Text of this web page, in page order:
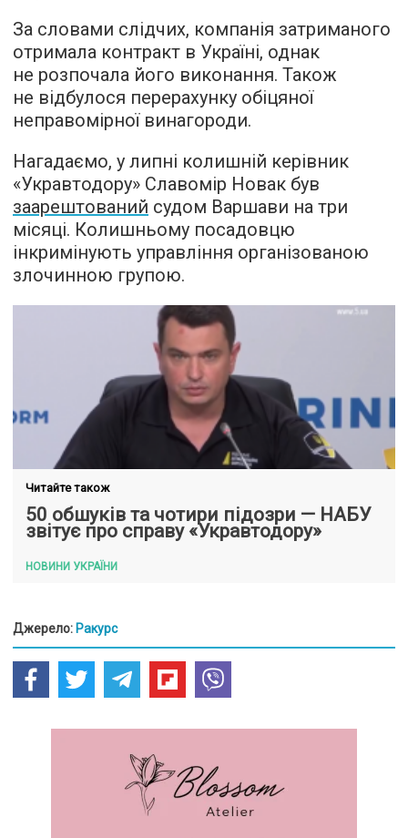
За словами слідчих, компанія затриманого
отримала контракт в Україні, однак
не розпочала його виконання. Також
не відбулося перерахунку обіцяної
неправомірної винагороди.
Нагадаємо, у липні колишній керівник
«Укравтодору» Славомір Новак був
заарештований судом Варшави на три
місяці. Колишньому посадовцю
інкримінують управління організованою
злочинною групою.
Читайте також
50 обшуків та чотири підозри — НАБУ
звітує про справу «Укравтодору»
НОВИНИ УКРАЇНИ
Джерело: Ракурс